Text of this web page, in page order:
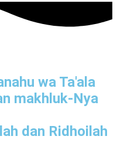
wa Ta'ala
makhluk-Nya
dan Ridhoilah